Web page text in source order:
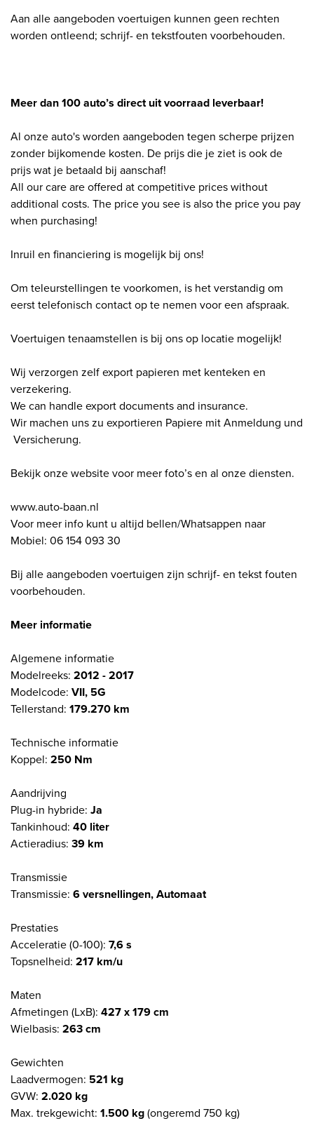
Aan alle aangeboden voertuigen kunnen geen rechten
worden ontleend; schrijf- en tekstfouten voorbehouden.
Meer dan 100 auto’s direct uit voorraad leverbaar!
Al onze auto's worden aangeboden tegen scherpe prijzen
zonder bijkomende kosten. De prijs die je ziet is ook de
prijs wat je betaald bij aanschaf!
All our care are offered at competitive prices without
additional costs. The price you see is also the price you pay
when purchasing!
Inruil en financiering is mogelijk bij ons!
Om teleurstellingen te voorkomen, is het verstandig om
eerst telefonisch contact op te nemen voor een afspraak.
Voertuigen tenaamstellen is bij ons op locatie mogelijk!
Wij verzorgen zelf export papieren met kenteken en
verzekering.
We can handle export documents and insurance.
Wir machen uns zu exportieren Papiere mit Anmeldung und
Versicherung.
Bekijk onze website voor meer foto’s en al onze diensten.
www.auto-baan.nl
Voor meer info kunt u altijd bellen/Whatsappen naar
Mobiel: 06 154 093 30
Bij alle aangeboden voertuigen zijn schrijf- en tekst fouten
voorbehouden.
Meer informatie
Algemene informatie
Modelreeks: 2012 - 2017
Modelcode: VII, 5G
Tellerstand: 179.270 km
Technische informatie
Koppel: 250 Nm
Aandrijving
Plug-in hybride: Ja
Tankinhoud: 40 liter
Actieradius: 39 km
Transmissie
Transmissie: 6 versnellingen, Automaat
Prestaties
Acceleratie (0-100): 7,6 s
Topsnelheid: 217 km/u
Maten
Afmetingen (LxB): 427 x 179 cm
Wielbasis: 263 cm
Gewichten
Laadvermogen: 521 kg
GVW: 2.020 kg
Max. trekgewicht: 1.500 kg(ongeremd 750 kg)